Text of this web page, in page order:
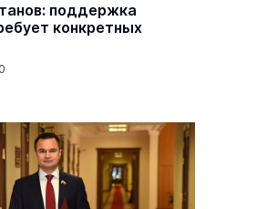
поддержка
конкретных